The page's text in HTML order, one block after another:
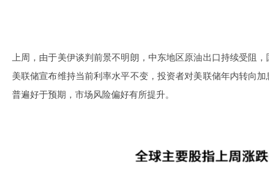
上周，由于美伊谈判前景不明朗，中东地区原油出口持续受阻
美联储宣布维持当前利率水平不变，投资者对美联储年内转向
普遍好于预期，市场风险偏好有所提升。